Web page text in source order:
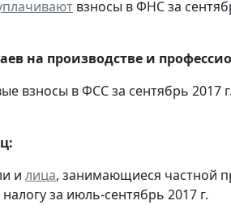
взносы в ФНС за
на производстве и
взносы в ФСС за сентябрь 2017
и лица, занимающиеся частной
за июль-сентябрь 2017 г.